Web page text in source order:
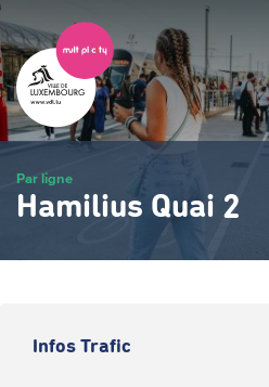
Passer
au
contenu
principal
Par ligne
Hamilius Quai 2
Infos Trafic